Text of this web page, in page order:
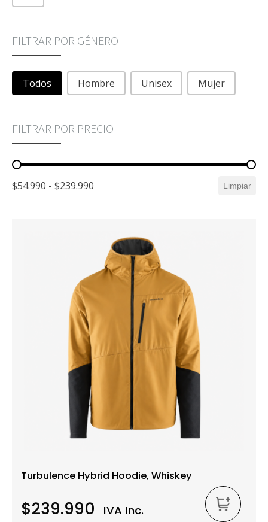
FILTRAR POR GÉNERO
FILTRAR POR GÉNERO
Todos Hombre Unisex Mujer
FILTRAR POR PRECIO
FILTRAR POR PRECIO
$54.990 - $239.990 Limpiar
Turbulence Hybrid Hoodie, Whiskey
$239.990 IVA Inc.